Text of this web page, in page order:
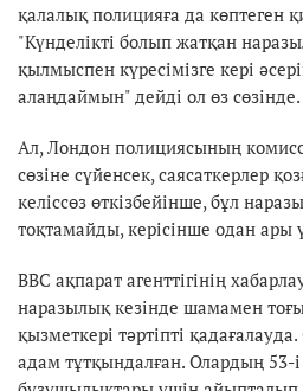
қалалық полицияға да көптеген
"Күнделікті болып жатқан
қылмыспен күресімізге кері
алаңдаймын" дейді ол өз сөзінде.
Ал, Лондон полициясының
сөзіне сүйенсек, саясаткерлер
келіссөз өткізбейінше, бұл
тоқтамайды, керісінше одан ары
ВВС ақпарат агенттігінің
наразылық кезінде шамамен
қызметкері тәртіпті
адам тұтқындалған. Олардың 53-і